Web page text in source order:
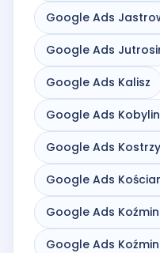
Google Ads
Google Ads
Google Ads Kalisz
Google Ads Kobylin
Google Ads
Google Ads
Google Ads
Google Ads